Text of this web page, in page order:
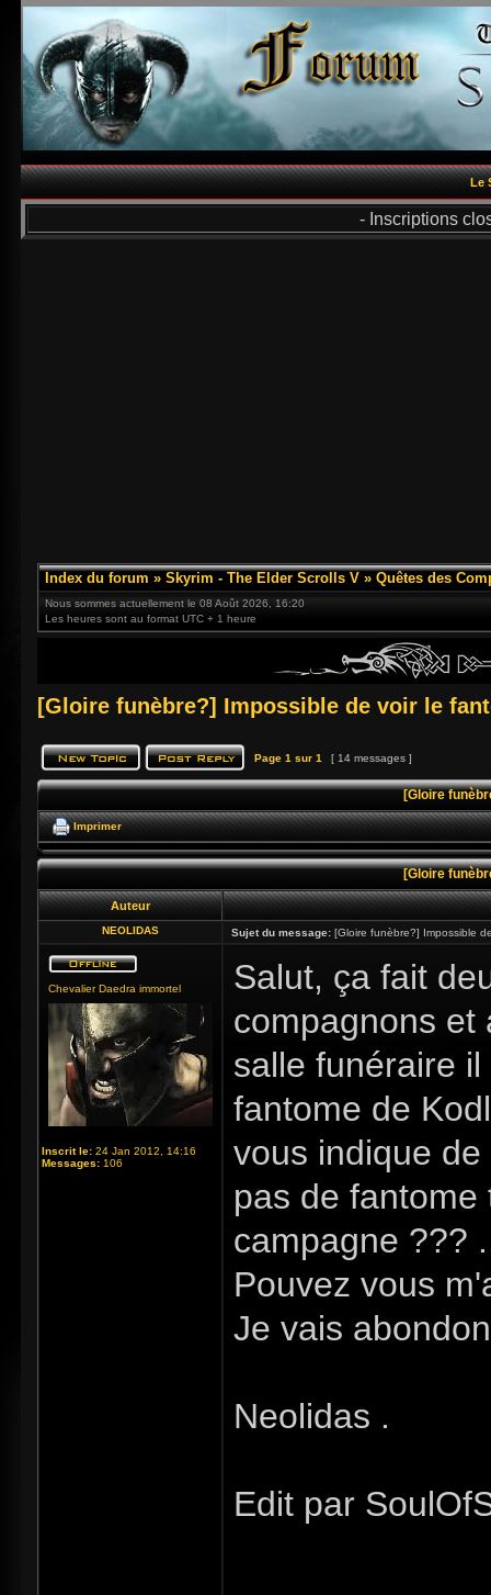
Le
- Inscriptions
Index du forum » Skyrim - The Elder Scrolls V » Quêtes des
Nous sommes actuellement le 08 Août 2026, 16:20
Les heures sont au format UTC + 1 heure
[Gloire funèbre?] Impossible de voir le
Page 1 sur 1 [ 14 messages ]
[Gloire
Imprimer
[Gloire
Auteur
NEOLIDAS Sujet du message: [Gloire funèbre?] Impossible
Chevalier Daedra immortel
Inscrit le: 24 Jan 2012, 14:16
Messages: 106
Salut, ça fait
compagnons et
salle funéraire
fantome de
vous indique
pas de
campagne ???
Pouvez vous
Je vais
Neolidas .
Edit par